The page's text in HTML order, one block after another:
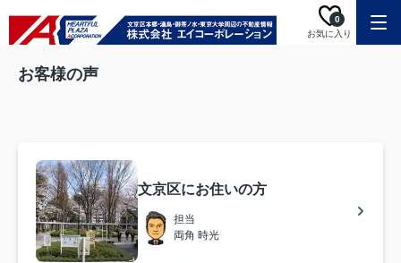
お気に入り
0
お客様の声
文京区にお住いの方
担当
両角 時光